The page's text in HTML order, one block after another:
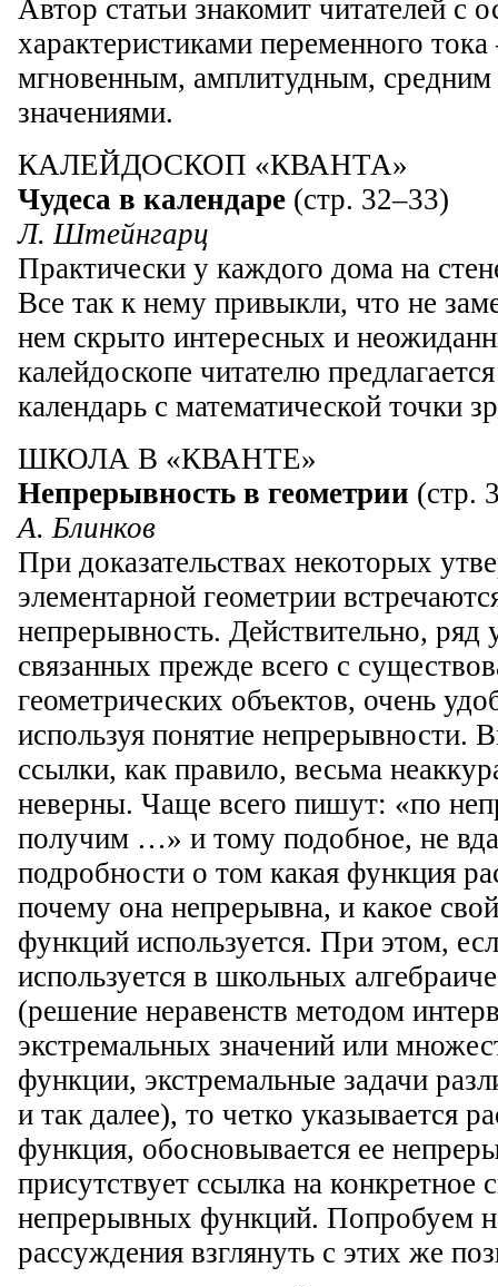
Автор статьи знакомит читателей с
характеристиками переменного
мгновенным, амплитудным,
значениями.
КАЛЕЙДОСКОП «КВАНТА»
Чудеса в календаре (стр. 32–33)
Л. Штейнгарц
Практически у каждого дома на
Все так к нему привыкли, что не
нем скрыто интересных и
калейдоскопе читателю
календарь с математической точки
ШКОЛА В «КВАНТЕ»
Непрерывность в геометрии (стр.
А. Блинков
При доказательствах некоторых
элементарной геометрии
непрерывность. Действительно, ряд
связанных прежде всего с
геометрических объектов, очень
используя понятие непрерывности.
ссылки, как правило, весьма
неверны. Чаще всего пишут: «по
получим …» и тому подобное, не
подробности о том какая функция
почему она непрерывна, и какое
функций используется. При этом,
используется в школьных
(решение неравенств методом
экстремальных значений или
функции, экстремальные задачи
и так далее), то четко указывается
функция, обосновывается ее
присутствует ссылка на конкретное
непрерывных функций. Попробуем
рассуждения взглянуть с этих же